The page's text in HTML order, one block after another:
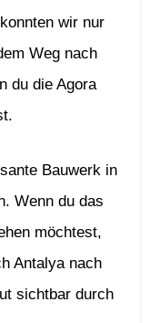
wir nur
Weg nach
du die Agora
Bauwerk in
Wenn du das
möchtest,
Antalya nach
sichtbar durch